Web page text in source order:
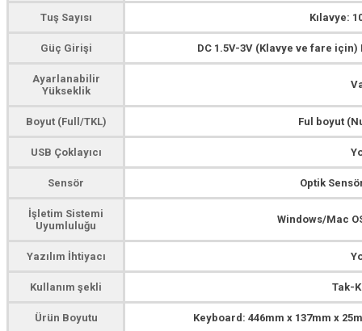
Tuş Sayısı Kılavye:
Güç Girişi DC 1.5V-3V (Klavye ve fare
Ayarlanabilir
Yükseklik
Boyut (Full/TKL) Ful boyut
USB Çoklayıcı
Sensör Optik
İşletim Sistemi
Uyumluluğu
Windows/Mac
Yazılım İhtiyacı
Kullanım şekli Tak-
Ürün Boyutu Keyboard: 446mm x 137mm x